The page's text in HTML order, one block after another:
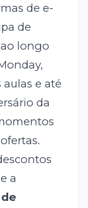
de e-
de
longo
e até
da
a